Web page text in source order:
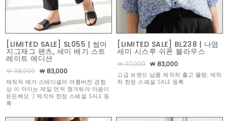
[LIMITED SALE] SL055 | 썸머
지그재그 팬츠, 세미 배기 스트
레이트 에디션
￦ 118,000 ￦ 83,000
제작처 메가 스테디셀러 여름버전 경험
상 이 아이는 제일 먼저 챙겨둬야 마음이
든든해요 :) 제작처 한정 스페셜 SALE 등
록
[LIMITED SALE] BL238 | 나염
세미 시스루 쉬폰 블라우스
￦ 117,000 ￦ 83,000
고급 브랜드 납품 제작처 출고 물량, 제작
처 한정 스페셜 SALE 등록